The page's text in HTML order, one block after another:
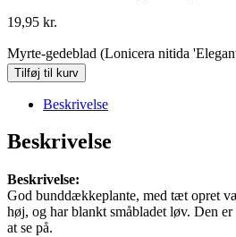
19,95 kr.
Myrte-gedeblad (Lonicera nitida
Tilføj til kurv
Beskrivelse
Beskrivelse
Beskrivelse:
God bunddækkeplante, med tæt opret
høj, og har blankt småbladet løv. Den
at se på.